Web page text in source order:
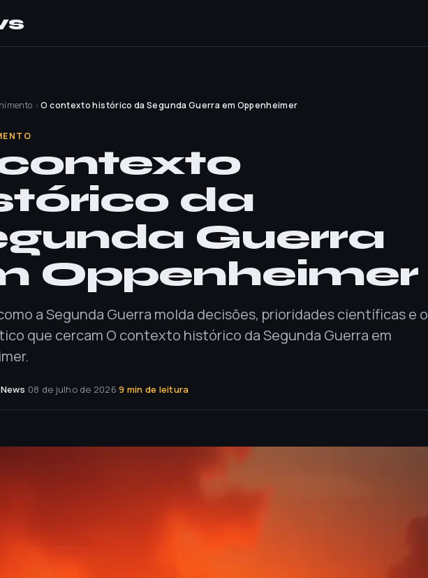
› O contexto histórico da Segunda Guerra em Oppenheimer
da
Guerra
Oppenheimer
a Segunda Guerra molda decisões, prioridades científicas e o
que cercam O contexto histórico da Segunda Guerra em
·08 de julho de 2026·9 min de leitura